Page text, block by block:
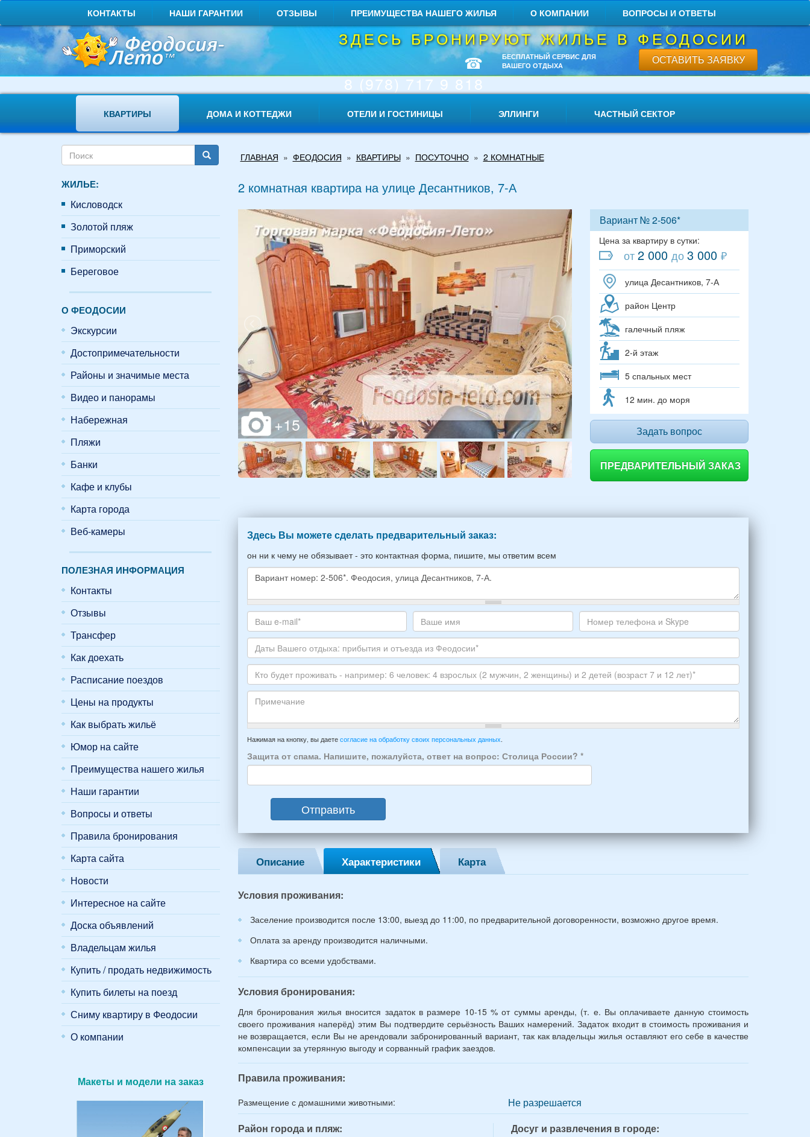
основному
содержанию
КОНТАКТЫ НАШИ ГАРАНТИИ ОТЗЫВЫ ПРЕИМУЩЕСТВА НАШЕГО ЖИЛЬЯ О КОМПАНИИ ВОПРОСЫ И ОТВЕТЫ
ЗДЕСЬ БРОНИРУЮТ ЖИЛЬЕ В ФЕОДОСИИ
☎
8 (978) 717 9 818
БЕСПЛАТНЫЙ СЕРВИС ДЛЯ
ВАШЕГО ОТДЫХА
ОСТАВИТЬ ЗАЯВКУ
КВАРТИРЫ ДОМА И КОТТЕДЖИ ОТЕЛИ И ГОСТИНИЦЫ ЭЛЛИНГИ ЧАСТНЫЙ СЕКТОР
Форма
поиска
ЖИЛЬЕ:
Кисловодск
Золотой пляж
Приморский
Береговое
О ФЕОДОСИИ
Экскурсии
Достопримечательности
Районы и значимые места
Видео и панорамы
Набережная
Пляжи
Банки
Кафе и клубы
Карта города
Веб-камеры
ПОЛЕЗНАЯ ИНФОРМАЦИЯ
Контакты
Отзывы
Трансфер
Как доехать
Расписание поездов
Цены на продукты
Как выбрать жильё
Юмор на сайте
Преимущества нашего жилья
Наши гарантии
Вопросы и ответы
Правила бронирования
Карта сайта
Новости
Интересное на сайте
Доска объявлений
Владельцам жилья
Купить / продать недвижимость
Купить билеты на поезд
Сниму квартиру в Феодосии
О компании
Макеты и модели на заказ
здесь
ГЛАВНАЯ » ФЕОДОСИЯ » КВАРТИРЫ » ПОСУТОЧНО » 2 КОМНАТНЫЕ
2 комнатная квартира на улице Десантников, 7-А
Вариант № 2-506*
Цена за квартиру в сутки:
от2 000до3 000₽
улица Десантников, 7-А
район Центр
галечный пляж
2-й этаж
5 спальных мест
12 мин. до моря
Задать вопрос
ПРЕДВАРИТЕЛЬНЫЙ ЗАКАЗ
Здесь Вы можете сделать предварительный заказ:
он ни к чему не обязывает - это контактная форма, пишите, мы ответим всем
Какое
жилье
хотите
снять,
укажите
пожалуйста
НОМЕР
варианта:
Ваш
адрес
электронной
почты
*
Ваше
имя
Номер
и
Skype
Даты
Вашего
отдыха:
прибытия
отъезда
из
*
Кто
будет
-
например:
6
человек:
взрослых
женщины)
и
детей
7
12
Примечание
Нажимая на кнопку, вы даете согласие на обработку своих персональных данных
Защита от спама. Напишите, пожалуйста, ответ на вопрос: Столица России? *
Отправить
Описание Характеристики Карта
Условия проживания:
Заселение производится после 13:00, выезд до 11:00, по предварительной договоренности, возможно другое время.
Оплата за аренду производится наличными.
Квартира со всеми удобствами.
Условия бронирования:
Для бронирования жилья вносится задаток в размере 10-15 % от суммы аренды, (т. е. Вы оплачиваете данную стоимость
своего проживания наперёд) этим Вы подтвердите серьёзность Ваших намерений. Задаток входит в стоимость проживания и
не возвращается, если Вы не арендовали забронированный вариант, так как владельцы жилья оставляют его себе в качестве
компенсации за утерянную выгоду и сорванный график заездов.
Правила проживания:
Размещение с домашними животными:
Не разрешается
Район города и пляж:
Досуг и развлечения в городе: